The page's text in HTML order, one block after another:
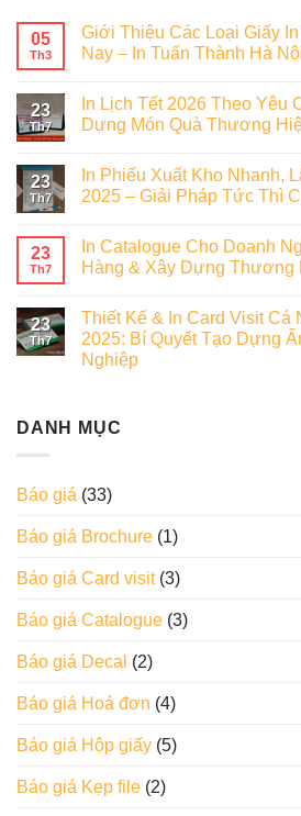
05
Th3
Giới Thiệu Các Loại Giấy
Nay – In Tuấn Thành Hà
23
Th7
In Lịch Tết 2026 Theo Yêu
Dựng Món Quà Thương
23
Th7
In Phiếu Xuất Kho Nhanh,
2025 – Giải Pháp Tức Thì
23
Th7
In Catalogue Cho Doanh
Hàng & Xây Dựng Thương
23
Th7
Thiết Kế & In Card Visit Cá
2025: Bí Quyết Tạo Dựng
Nghiệp
DANH MỤC
Báo giá (33)
Báo giá Brochure (1)
Báo giá Card visit(3)
Báo giá Catalogue (3)
Báo giá Decal (2)
Báo giá Hoá đơn (4)
Báo giá Hộp giấy (5)
Báo giá Kẹp file (2)